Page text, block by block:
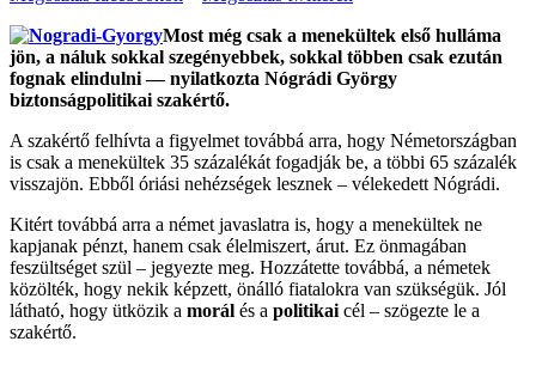
Most még csak a menekültek első hulláma
jön, a náluk sokkal szegényebbek, sokkal többen csak ezután
fognak elindulni — nyilatkozta Nógrádi György
biztonságpolitikai szakértő.
A szakértő felhívta a figyelmet továbbá arra, hogy Németországban
is csak a menekültek 35 százalékát fogadják be, a többi 65 százalék
visszajön. Ebből óriási nehézségek lesznek – vélekedett Nógrádi.
Kitért továbbá arra a német javaslatra is, hogy a menekültek ne
kapjanak pénzt, hanem csak élelmiszert, árut. Ez önmagában
feszültséget szül – jegyezte meg. Hozzátette továbbá, a németek
közölték, hogy nekik képzett, önálló fiatalokra van szükségük. Jól
látható, hogy ütközik a morál és a politikai cél – szögezte le a
szakértő.